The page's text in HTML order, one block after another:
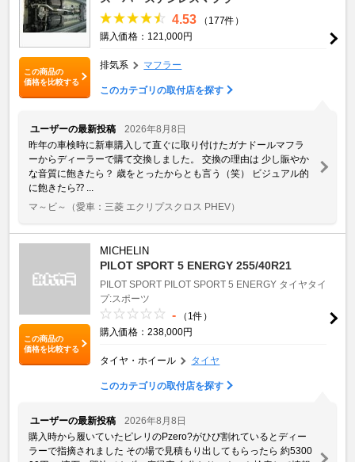
この商品の
価格を比較する
4.53
（177件）
購入価格：121,000円
排気系 マフラー
このカテゴリの取付店を探す
ユーザーの最新投稿
2026年8月8日
昨年の車検時に新車購入して直ぐに取り付けたガナドールマフラ
ーからディーラーで購て交換しました。 交換の理由は 少し賑やか
な音質に飽きたら？ 歳をとったからとも言う（笑） ビジュアル的
に飽きたら⁇ ...
マ～ビ～
（愛車：三菱 エクリプスクロス PHEV）
この商品の
価格を比較する
MICHELIN
PILOT SPORT 5 ENERGY 255/40R21
PILOT SPORT PILOT SPORT 5 ENERGY タイヤタイ
プ:スポーツ
-
（1件）
購入価格：238,000円
タイヤ・ホイール タイヤ
このカテゴリの取付店を探す
ユーザーの最新投稿
2026年8月8日
購入時から履いていたピレリのPzero?がひび割れているとディー
ラーで指摘されました その場で見積もり出してもらったら 約5300